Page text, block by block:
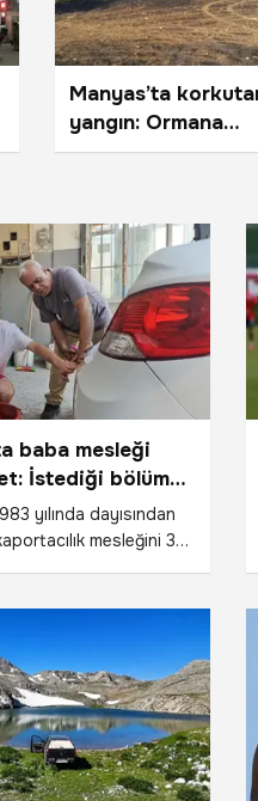
Manyas’ta
yangın: Ormana
sıçrayan alevler
baba mesleği
İstediği bölümü
meslek sahibi
verdi
yılında dayısından
mesleğini 3
da yetiştirmeye
sonra baba
ettirecek inşallah.
güzel bir duygu. Şu
zaten” dedi.